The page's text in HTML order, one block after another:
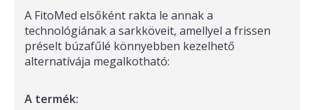
A FitoMed elsőként rakta le annak a
technológiának a sarkköveit, amellyel a frissen
préselt búzafűlé könnyebben kezelhető
alternatívája megalkotható:
A termék: